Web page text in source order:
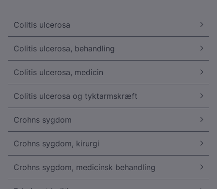
Colitis ulcerosa
Colitis ulcerosa, behandling
Colitis ulcerosa, medicin
Colitis ulcerosa og tyktarmskræft
Crohns sygdom
Crohns sygdom, kirurgi
Crohns sygdom, medicinsk behandling